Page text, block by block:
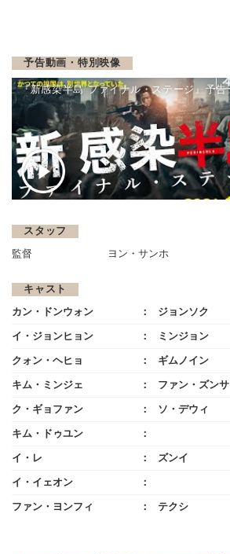
予告動画・特別映像
『新感染半島 ファイナル・ステージ』予告
スタッフ
監督 ヨン・サンホ
キャスト
カン・ドンウォン ジョンソク
イ・ジョンヒョン ミンジョン
クォン・ヘヒョ ギムノイン
キム・ミンジェ ファン・ズンサ
ク・ギョファン ソ・デウィ
キム・ドゥユン
イ・レ ズンイ
イ・イェオン
ファン・ヨンフィ テクシ